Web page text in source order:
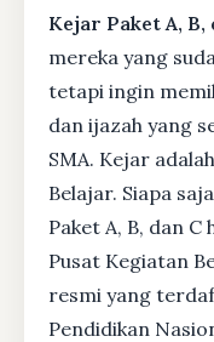
Kejar Paket A, B,
mereka yang
tetapi ingin
dan ijazah yang
SMA. Kejar
Belajar. Siapa
Paket A, B, dan
Pusat Kegiatan
resmi yang
Pendidikan